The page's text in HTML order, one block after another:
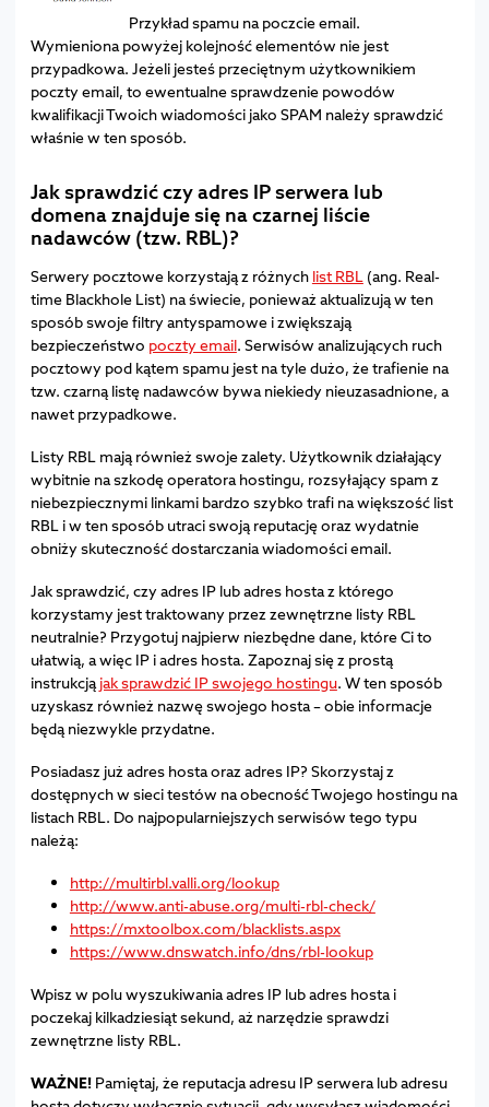
Przykład spamu na poczcie email.
Wymieniona powyżej kolejność elementów nie jest
przypadkowa. Jeżeli jesteś przeciętnym użytkownikiem
poczty email, to ewentualne sprawdzenie powodów
kwalifikacji Twoich wiadomości jako SPAM należy sprawdzić
właśnie w ten sposób.
Jak sprawdzić czy adres IP serwera lub
domena znajduje się na czarnej liście
nadawców (tzw. RBL)?
Serwery pocztowe korzystają z różnych list RBL(ang. Real-
time Blackhole List) na świecie, ponieważ aktualizują w ten
sposób swoje filtry antyspamowe i zwiększają
bezpieczeństwo poczty email. Serwisów analizujących ruch
pocztowy pod kątem spamu jest na tyle dużo, że trafienie na
tzw. czarną listę nadawców bywa niekiedy nieuzasadnione, a
nawet przypadkowe.
Listy RBL mają również swoje zalety. Użytkownik działający
wybitnie na szkodę operatora hostingu, rozsyłający spam z
niebezpiecznymi linkami bardzo szybko trafi na większość list
RBL i w ten sposób utraci swoją reputację oraz wydatnie
obniży skuteczność dostarczania wiadomości email.
Jak sprawdzić, czy adres IP lub adres hosta z którego
korzystamy jest traktowany przez zewnętrzne listy RBL
neutralnie? Przygotuj najpierw niezbędne dane, które Ci to
ułatwią, a więc IP i adres hosta. Zapoznaj się z prostą
instrukcjąjak sprawdzić IP swojego hostingu. W ten sposób
uzyskasz również nazwę swojego hosta – obie informacje
będą niezwykle przydatne.
Posiadasz już adres hosta oraz adres IP? Skorzystaj z
dostępnych w sieci testów na obecność Twojego hostingu na
listach RBL. Do najpopularniejszych serwisów tego typu
należą:
http://multirbl.valli.org/lookup
http://www.anti-abuse.org/multi-rbl-check/
https://mxtoolbox.com/blacklists.aspx
https://www.dnswatch.info/dns/rbl-lookup
Wpisz w polu wyszukiwania adres IP lub adres hosta i
poczekaj kilkadziesiąt sekund, aż narzędzie sprawdzi
zewnętrzne listy RBL.
WAŻNE!Pamiętaj, że reputacja adresu IP serwera lub adresu